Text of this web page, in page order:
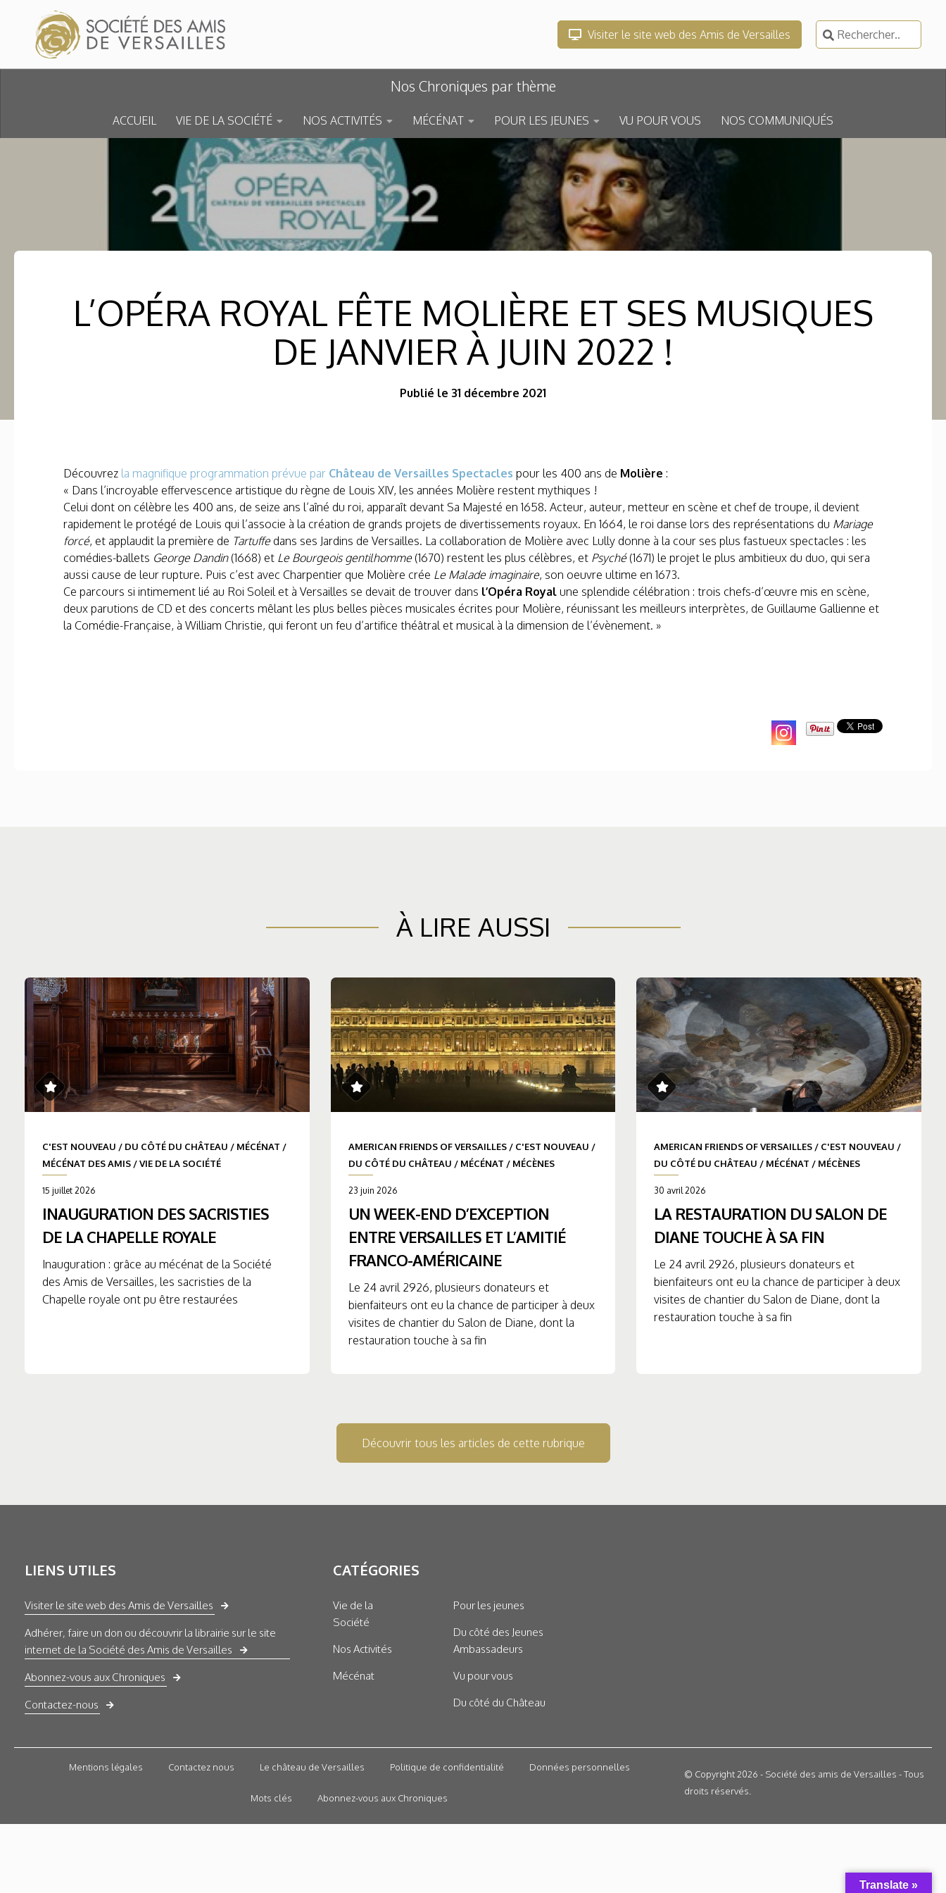
Skip to content
Visiter le site web des Amis de Versailles
Rechercher :
Nos Chroniques par thème
ACCUEIL VIE DE LA SOCIÉTÉ NOS ACTIVITÉS MÉCÉNAT POUR LES JEUNES VU POUR VOUS NOS COMMUNIQUÉS
L’OPÉRA ROYAL FÊTE MOLIÈRE ET SES MUSIQUES
DE JANVIER À JUIN 2022 !
Publié le 31 décembre 2021
Découvrez la magnifique programmation prévue par Château de Versailles Spectacles pour les 400 ans de Molière :
« Dans l’incroyable effervescence artistique du règne de Louis XIV, les années Molière restent mythiques !
Celui dont on célèbre les 400 ans, de seize ans l’aîné du roi, apparaît devant Sa Majesté en 1658. Acteur, auteur, metteur en scène et chef de troupe, il devient
rapidement le protégé de Louis qui l’associe à la création de grands projets de divertissements royaux. En 1664, le roi danse lors des représentations du Mariage
forcé, et applaudit la première de Tartuffe dans ses Jardins de Versailles. La collaboration de Molière avec Lully donne à la cour ses plus fastueux spectacles : les
comédies-ballets George Dandin(1668) et Le Bourgeois gentilhomme (1670) restent les plus célèbres, et Psyché(1671) le projet le plus ambitieux du duo, qui sera
aussi cause de leur rupture. Puis c’est avec Charpentier que Molière crée Le Malade imaginaire, son oeuvre ultime en 1673.
Ce parcours si intimement lié au Roi Soleil et à Versailles se devait de trouver dans l’Opéra Royal une splendide célébration : trois chefs-d’œuvre mis en scène,
deux parutions de CD et des concerts mêlant les plus belles pièces musicales écrites pour Molière, réunissant les meilleurs interprètes, de Guillaume Gallienne et
la Comédie-Française, à William Christie, qui feront un feu d’artifice théâtral et musical à la dimension de l’évènement. »
À LIRE AUSSI
C'EST NOUVEAU / DU CÔTÉ DU CHÂTEAU / MÉCÉNAT /
MÉCÉNAT DES AMIS /VIE DE LA SOCIÉTÉ
15 juillet 2026
INAUGURATION DES SACRISTIES
DE LA CHAPELLE ROYALE
Inauguration : grâce au mécénat de la Société
des Amis de Versailles, les sacristies de la
Chapelle royale ont pu être restaurées
AMERICAN FRIENDS OF VERSAILLES/ C'EST NOUVEAU /
DU CÔTÉ DU CHÂTEAU / MÉCÉNAT / MÉCÈNES
23 juin 2026
UN WEEK-END D’EXCEPTION
ENTRE VERSAILLES ET L’AMITIÉ
FRANCO-AMÉRICAINE
Le 24 avril 2926, plusieurs donateurs et
bienfaiteurs ont eu la chance de participer à deux
visites de chantier du Salon de Diane, dont la
restauration touche à sa fin
AMERICAN FRIENDS OF VERSAILLES / C'EST NOUVEAU /
DU CÔTÉ DU CHÂTEAU / MÉCÉNAT / MÉCÈNES
30 avril 2026
LA RESTAURATION DU SALON DE
DIANE TOUCHE À SA FIN
Le 24 avril 2926, plusieurs donateurs et
bienfaiteurs ont eu la chance de participer à deux
visites de chantier du Salon de Diane, dont la
restauration touche à sa fin
Découvrir tous les articles de cette rubrique
LIENS UTILES
Visiter le site web des Amis de Versailles
Adhérer, faire un don ou découvrir la librairie sur le site
internet de la Société des Amis de Versailles
Abonnez-vous aux Chroniques
Contactez-nous
CATÉGORIES
Vie de la
Société
Nos Activités
Mécénat
Pour les jeunes
Du côté des Jeunes
Ambassadeurs
Vu pour vous
Du côté du Château
Mentions légales Contactez nous Le château de Versailles Politique de confidentialité Données personnelles
Mots clés Abonnez-vous aux Chroniques
© Copyright 2026 - Société des amis de Versailles - Tous
droits réservés.
Translate »